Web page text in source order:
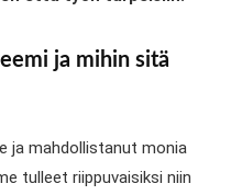
ja mihin sitä
ja mahdollistanut monia
tulleet riippuvaisiksi niin